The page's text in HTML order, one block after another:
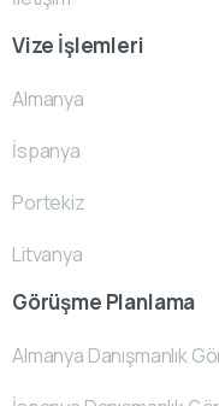
Vize İşlemleri
Almanya
İspanya
Portekiz
Litvanya
Görüşme Planlama
Almanya Danışmanlık